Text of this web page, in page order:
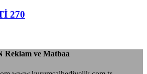
270
Reklam ve Matbaa